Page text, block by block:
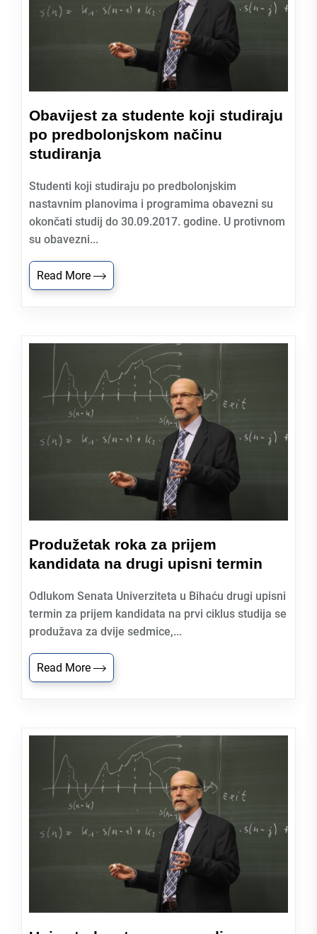
Obavijest za studente koji studiraju
po predbolonjskom načinu
studiranja
Studenti koji studiraju po predbolonjskim
nastavnim planovima i programima obavezni su
okončati studij do 30.09.2017. godine. U protivnom
su obavezni...
Read More
Produžetak roka za prijem
kandidata na drugi upisni termin
Odlukom Senata Univerziteta u Bihaću drugi upisni
termin za prijem kandidata na prvi ciklus studija se
produžava za dvije sedmice,...
Read More